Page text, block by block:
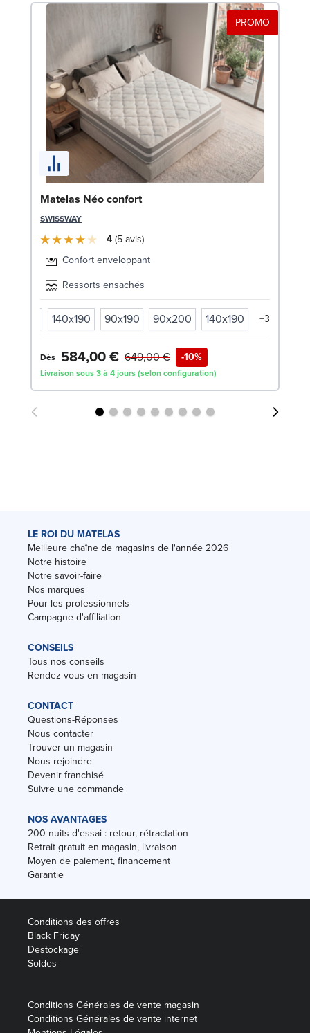
PROMO
Matelas Néo confort
SWISSWAY
4 5avis
Confort enveloppant
Ressorts ensachés
140x190 90x190 90x200 140x190 +3
Dès 584,00 € -10%
649,00 €
Livraison sous 3 à 4 jours (selon configuration)
LE ROI DU MATELAS
Meilleure chaîne de magasins de l'année 2026
Notre histoire
Notre savoir-faire
Nos marques
Pour les professionnels
Campagne d'affiliation
CONSEILS
Tous nos conseils
Rendez-vous en magasin
CONTACT
Questions-Réponses
Nous contacter
Trouver un magasin
Nous rejoindre
Devenir franchisé
Suivre une commande
NOS AVANTAGES
200 nuits d'essai : retour, rétractation
Retrait gratuit en magasin, livraison
Moyen de paiement, financement
Garantie
Conditions des offres
Black Friday
Destockage
Soldes
Conditions Générales de vente magasin
Conditions Générales de vente internet